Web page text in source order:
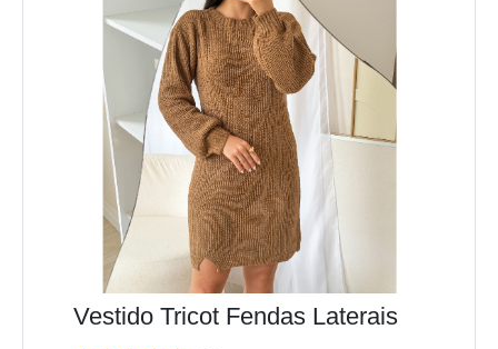
Vestido Tricot Fendas Laterais